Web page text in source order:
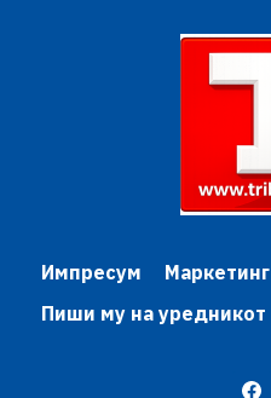
Импресум
Маркетинг
Пиши му на уредникот